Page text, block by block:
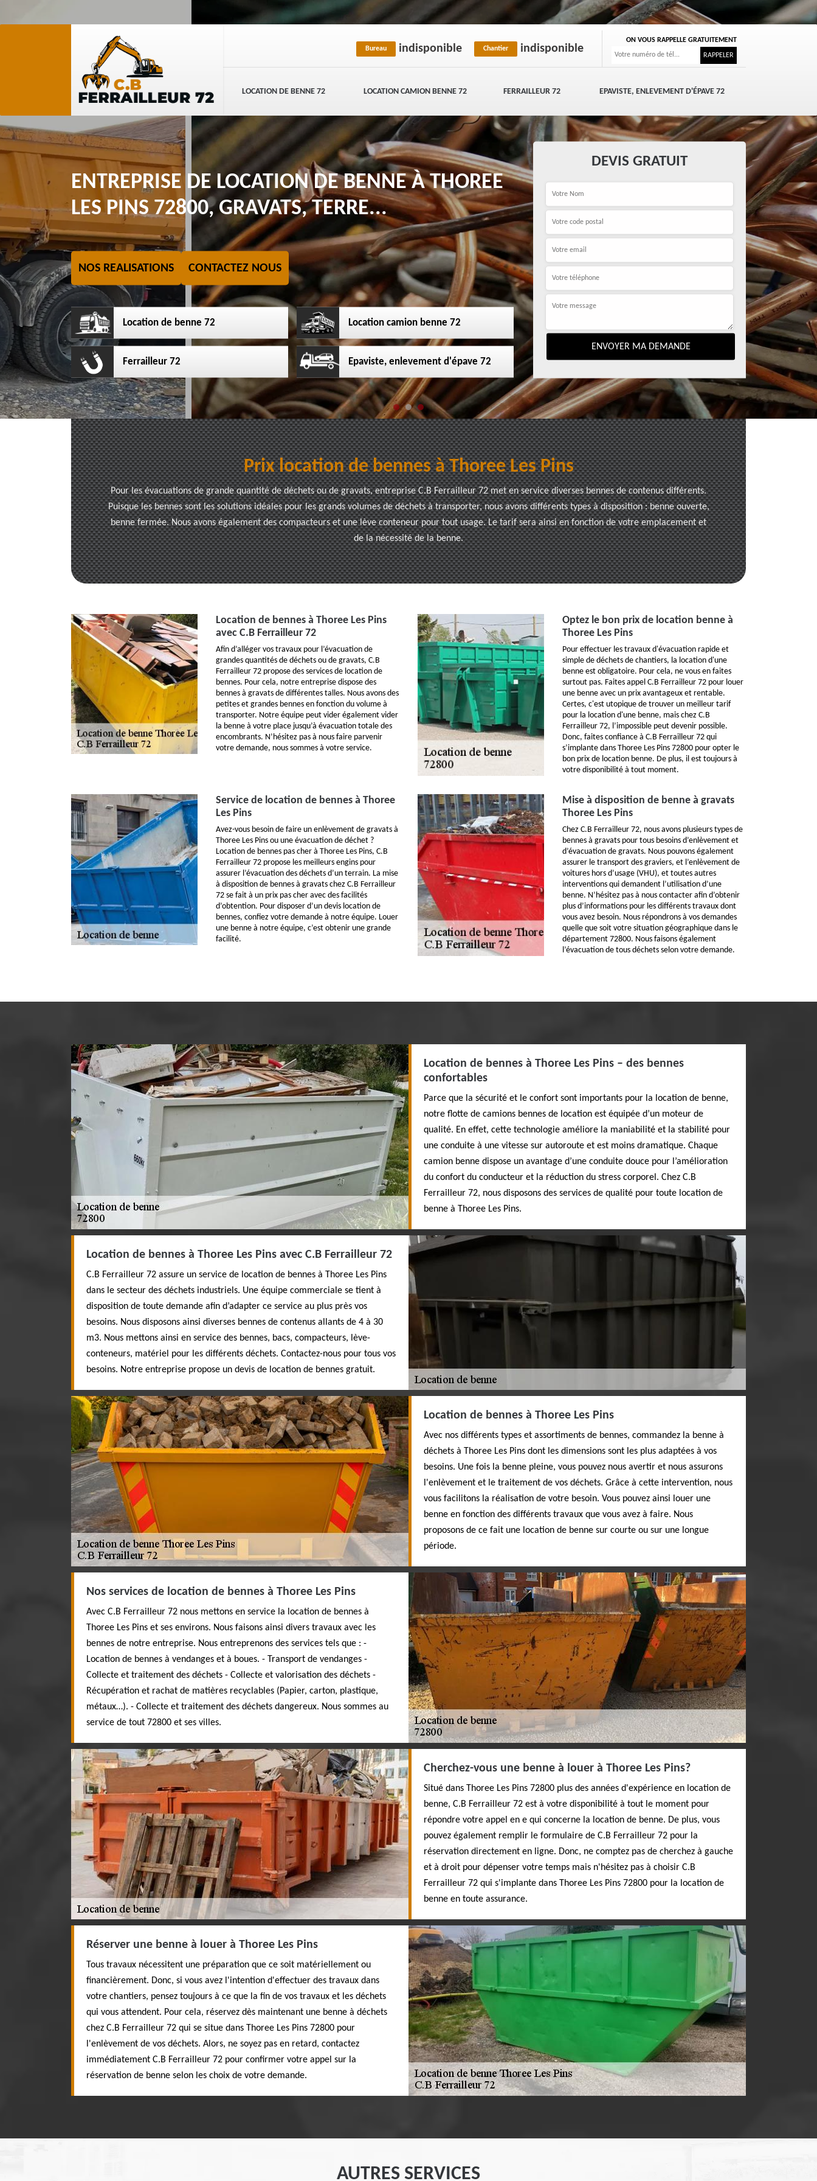
LOCATION DE BENNE 72 LOCATION CAMION BENNE 72 FERRAILLEUR 72 EPAVISTE, ENLEVEMENT D'ÉPAVE 72
Bureau indisponible Chantier indisponible
ON VOUS RAPPELLE GRATUITEMENT
ENTREPRISE DE LOCATION DE BENNE À THOREE
LES PINS 72800, GRAVATS, TERRE...
NOS REALISATIONS CONTACTEZ NOUS
Location de benne 72 Location camion benne 72
Ferrailleur 72 Epaviste, enlevement d'épave 72
DEVIS GRATUIT
Prix location de bennes à Thoree Les Pins
Pour les évacuations de grande quantité de déchets ou de gravats, entreprise C.B Ferrailleur 72 met en service diverses bennes de contenus différents.
Puisque les bennes sont les solutions idéales pour les grands volumes de déchets à transporter, nous avons différents types à disposition : benne ouverte,
benne fermée. Nous avons également des compacteurs et une lève conteneur pour tout usage. Le tarif sera ainsi en fonction de votre emplacement et
de la nécessité de la benne.
Location de bennes à Thoree Les Pins
avec C.B Ferrailleur 72
Afin d’alléger vos travaux pour l’évacuation de
grandes quantités de déchets ou de gravats, C.B
Ferrailleur 72 propose des services de location de
bennes. Pour cela, notre entreprise dispose des
bennes à gravats de différentes talles. Nous avons des
petites et grandes bennes en fonction du volume à
transporter. Notre équipe peut vider également vider
la benne à votre place jusqu’à évacuation totale des
encombrants. N’hésitez pas à nous faire parvenir
votre demande, nous sommes à votre service.
Optez le bon prix de location benne à
Thoree Les Pins
Pour effectuer les travaux d'évacuation rapide et
simple de déchets de chantiers, la location d'une
benne est obligatoire. Pour cela, ne vous en faites
surtout pas. Faites appel C.B Ferrailleur 72 pour louer
une benne avec un prix avantageux et rentable.
Certes, c'est utopique de trouver un meilleur tarif
pour la location d'une benne, mais chez C.B
Ferrailleur 72, l’impossible peut devenir possible.
Donc, faites confiance à C.B Ferrailleur 72 qui
s’implante dans Thoree Les Pins 72800 pour opter le
bon prix de location benne. De plus, il est toujours à
votre disponibilité à tout moment.
Service de location de bennes à Thoree
Les Pins
Avez-vous besoin de faire un enlèvement de gravats à
Thoree Les Pins ou une évacuation de déchet ?
Location de bennes pas cher à Thoree Les Pins, C.B
Ferrailleur 72 propose les meilleurs engins pour
assurer l’évacuation des déchets d’un terrain. La mise
à disposition de bennes à gravats chez C.B Ferrailleur
72 se fait à un prix pas cher avec des facilités
d’obtention. Pour disposer d’un devis location de
bennes, confiez votre demande à notre équipe. Louer
une benne à notre équipe, c’est obtenir une grande
facilité.
Mise à disposition de benne à gravats
Thoree Les Pins
Chez C.B Ferrailleur 72, nous avons plusieurs types de
bennes à gravats pour tous besoins d’enlèvement et
d’évacuation de gravats. Nous pouvons également
assurer le transport des graviers, et l’enlèvement de
voitures hors d’usage (VHU), et toutes autres
interventions qui demandent l’utilisation d’une
benne. N’hésitez pas à nous contacter afin d’obtenir
plus d’informations pour les différents travaux dont
vous avez besoin. Nous répondrons à vos demandes
quelle que soit votre situation géographique dans le
département 72800. Nous faisons également
l’évacuation de tous déchets selon votre demande.
Location de bennes à Thoree Les Pins – des bennes
confortables
Parce que la sécurité et le confort sont importants pour la location de benne,
notre flotte de camions bennes de location est équipée d’un moteur de
qualité. En effet, cette technologie améliore la maniabilité et la stabilité pour
une conduite à une vitesse sur autoroute et est moins dramatique. Chaque
camion benne dispose un avantage d’une conduite douce pour l’amélioration
du confort du conducteur et la réduction du stress corporel. Chez C.B
Ferrailleur 72, nous disposons des services de qualité pour toute location de
benne à Thoree Les Pins.
Location de bennes à Thoree Les Pins avec C.B Ferrailleur 72
C.B Ferrailleur 72 assure un service de location de bennes à Thoree Les Pins
dans le secteur des déchets industriels. Une équipe commerciale se tient à
disposition de toute demande afin d’adapter ce service au plus près vos
besoins. Nous disposons ainsi diverses bennes de contenus allants de 4 à 30
m3. Nous mettons ainsi en service des bennes, bacs, compacteurs, lève-
conteneurs, matériel pour les différents déchets. Contactez-nous pour tous vos
besoins. Notre entreprise propose un devis de location de bennes gratuit.
Location de bennes à Thoree Les Pins
Avec nos différents types et assortiments de bennes, commandez la benne à
déchets à Thoree Les Pins dont les dimensions sont les plus adaptées à vos
besoins. Une fois la benne pleine, vous pouvez nous avertir et nous assurons
l'enlèvement et le traitement de vos déchets. Grâce à cette intervention, nous
vous facilitons la réalisation de votre besoin. Vous pouvez ainsi louer une
benne en fonction des différents travaux que vous avez à faire. Nous
proposons de ce fait une location de benne sur courte ou sur une longue
période.
Nos services de location de bennes à Thoree Les Pins
Avec C.B Ferrailleur 72 nous mettons en service la location de bennes à
Thoree Les Pins et ses environs. Nous faisons ainsi divers travaux avec les
bennes de notre entreprise. Nous entreprenons des services tels que : -
Location de bennes à vendanges et à boues. - Transport de vendanges -
Collecte et traitement des déchets - Collecte et valorisation des déchets -
Récupération et rachat de matières recyclables (Papier, carton, plastique,
métaux…). - Collecte et traitement des déchets dangereux. Nous sommes au
service de tout 72800 et ses villes.
Cherchez-vous une benne à louer à Thoree Les Pins?
Situé dans Thoree Les Pins 72800 plus des années d'expérience en location de
benne, C.B Ferrailleur 72 est à votre disponibilité à tout le moment pour
répondre votre appel en e qui concerne la location de benne. De plus, vous
pouvez également remplir le formulaire de C.B Ferrailleur 72 pour la
réservation directement en ligne. Donc, ne comptez pas de cherchez à gauche
et à droit pour dépenser votre temps mais n'hésitez pas à choisir C.B
Ferrailleur 72 qui s'implante dans Thoree Les Pins 72800 pour la location de
benne en toute assurance.
Réserver une benne à louer à Thoree Les Pins
Tous travaux nécessitent une préparation que ce soit matériellement ou
financièrement. Donc, si vous avez l'intention d'effectuer des travaux dans
votre chantiers, pensez toujours à ce que la fin de vos travaux et les déchets
qui vous attendent. Pour cela, réservez dès maintenant une benne à déchets
chez C.B Ferrailleur 72 qui se situe dans Thoree Les Pins 72800 pour
l'enlèvement de vos déchets. Alors, ne soyez pas en retard, contactez
immédiatement C.B Ferrailleur 72 pour confirmer votre appel sur la
réservation de benne selon les choix de votre demande.
AUTRES SERVICES